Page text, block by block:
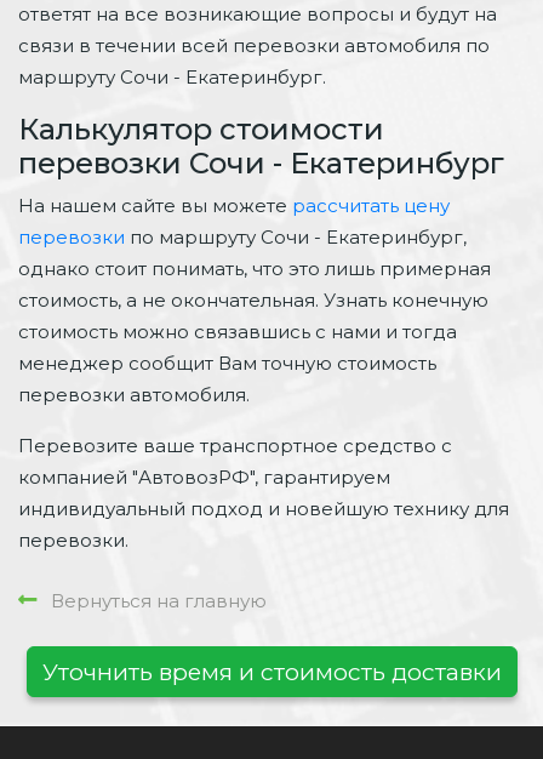
ответят на все возникающие вопросы и будут на
связи в течении всей перевозки автомобиля по
маршруту Сочи - Екатеринбург.
Калькулятор стоимости
перевозки Сочи - Екатеринбург
На нашем сайте вы можете рассчитать цену
перевозки по маршруту Сочи - Екатеринбург,
однако стоит понимать, что это лишь примерная
стоимость, а не окончательная. Узнать конечную
стоимость можно связавшись с нами и тогда
менеджер сообщит Вам точную стоимость
перевозки автомобиля.
Перевозите ваше транспортное средство с
компанией "АвтовозРФ", гарантируем
индивидуальный подход и новейшую технику для
перевозки.
Вернуться на главную
Уточнить время и стоимость доставки